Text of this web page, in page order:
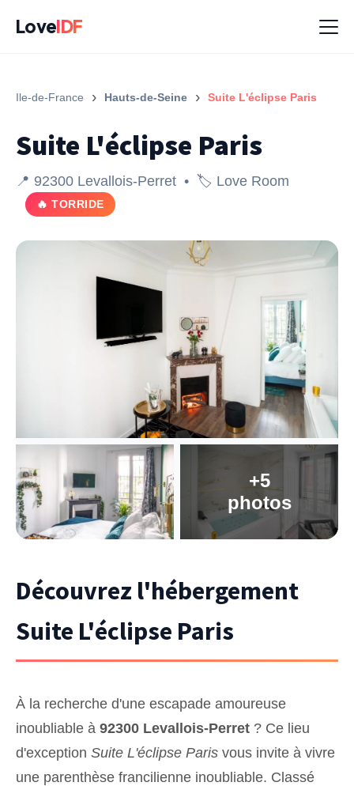
LoveIDF
Ile-de-France › Hauts-de-Seine › Suite L'éclipse Paris
Suite L'éclipse Paris
📍 92300 Levallois-Perret • 🏷️ Love Room
🔥 TORRIDE
+5
photos
Découvrez l'hébergement
Suite L'éclipse Paris
À la recherche d'une escapade amoureuse
inoubliable à 92300 Levallois-Perret ? Ce lieu
d'exception Suite L'éclipse Paris vous invite à vivre
une parenthèse francilienne inoubliable. Classé